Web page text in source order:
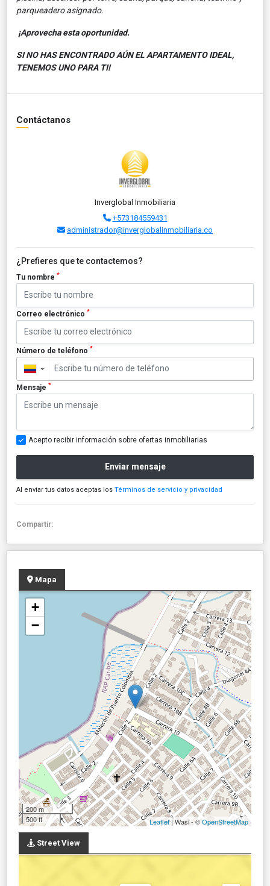
parqueadero asignado.
¡Aprovecha esta oportunidad.
SI NO HAS ENCONTRADO AÚN EL APARTAMENTO IDEAL,
TENEMOS UNO PARA TI!
Contáctanos
Inverglobal Inmobiliaria
+573184559431
administrador@inverglobalinmobiliaria.co
¿Prefieres que te contactemos?
Tu nombre *
Correo electrónico *
Número de teléfono *
▼
Mensaje *
Acepto recibir información sobre ofertas inmobiliarias
Enviar mensaje
Al enviar tus datos aceptas los Términos de servicio y privacidad
Compartir:
Mapa
+
−
200 m
500 ft
Leaflet| Wasi - ©OpenStreetMap
Street View